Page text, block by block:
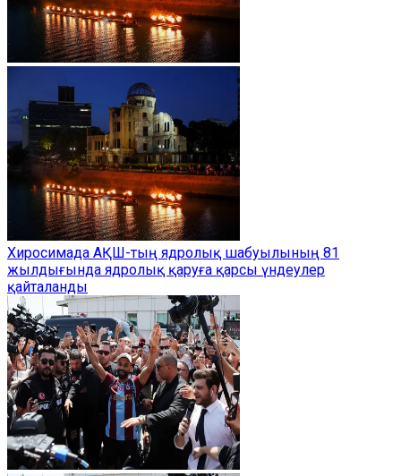
Хиросимада АҚШ-тың ядролық шабуылының 81
жылдығында ядролық қаруға қарсы үндеулер
қайталанды